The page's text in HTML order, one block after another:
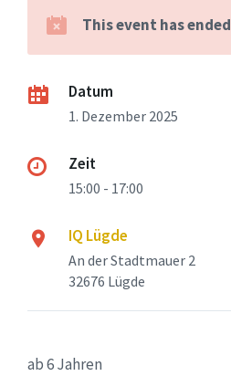
This event has ended
Datum
1. Dezember 2025
Zeit
15:00 - 17:00
IQ Lügde
An der Stadtmauer 2
32676 Lügde
ab 6 Jahren